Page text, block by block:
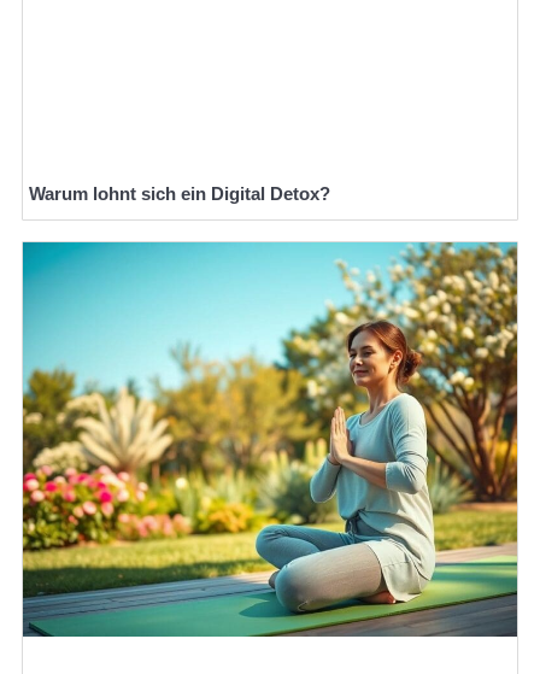
Warum lohnt sich ein Digital Detox?